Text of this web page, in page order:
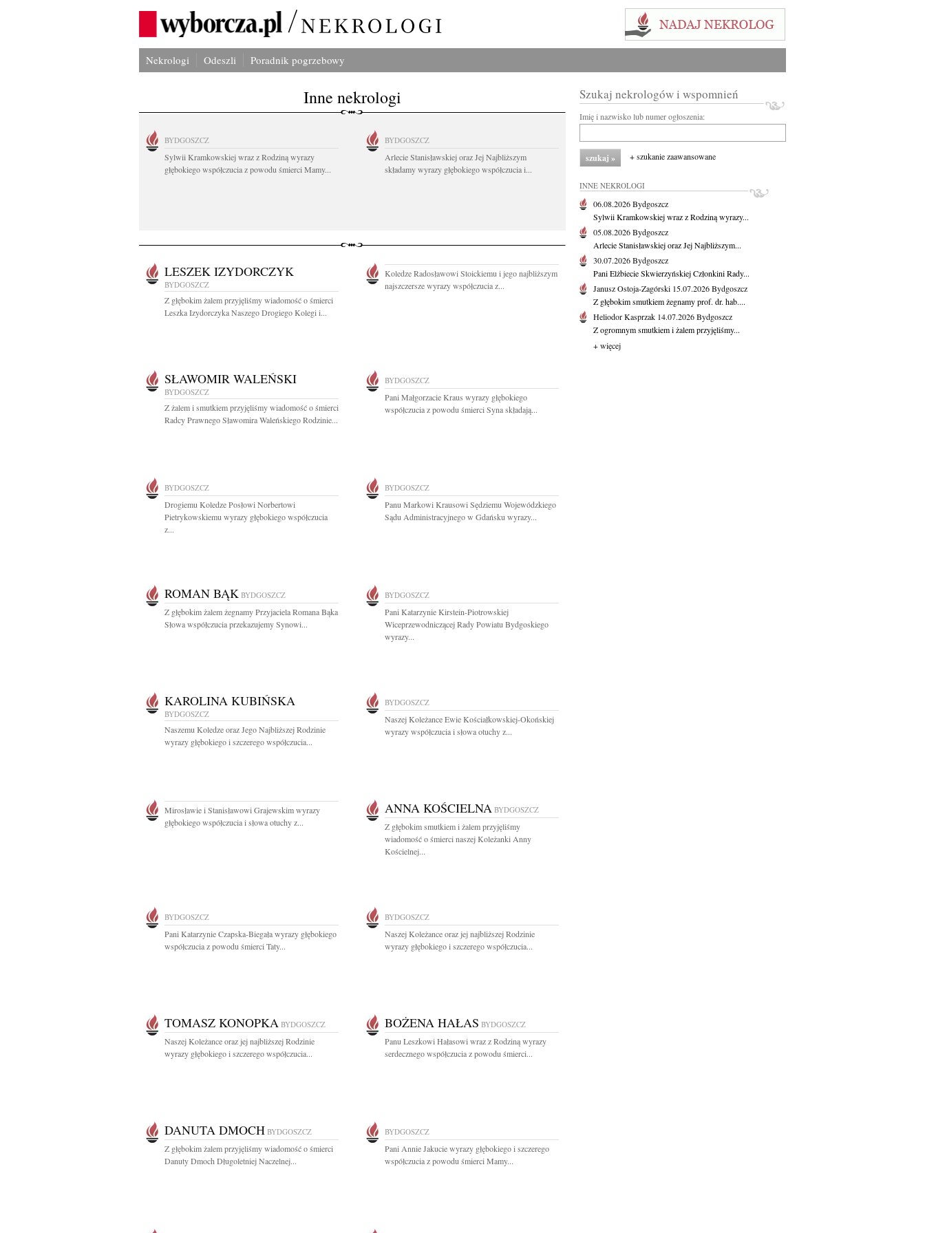
Nekrologi Odeszli Poradnik pogrzebowy
Inne nekrologi
BYDGOSZCZ
Sylwii Kramkowskiej wraz z Rodziną wyrazy
głębokiego współczucia z powodu śmierci Mamy...
BYDGOSZCZ
Arlecie Stanisławskiej oraz Jej Najbliższym
składamy wyrazy głębokiego współczucia i...
LESZEK IZYDORCZYK
BYDGOSZCZ
Z głębokim żalem przyjęliśmy wiadomość o śmierci
Leszka Izydorczyka Naszego Drogiego Kolegi i...
Koledze Radosławowi Stoickiemu i jego najbliższym
najszczersze wyrazy współczucia z...
SŁAWOMIR WALEŃSKI
BYDGOSZCZ
Z żalem i smutkiem przyjęliśmy wiadomość o śmierci
Radcy Prawnego Sławomira Waleńskiego Rodzinie...
BYDGOSZCZ
Pani Małgorzacie Kraus wyrazy głębokiego
współczucia z powodu śmierci Syna składają...
BYDGOSZCZ
Drogiemu Koledze Posłowi Norbertowi
Pietrykowskiemu wyrazy głębokiego współczucia
z...
BYDGOSZCZ
Panu Markowi Krausowi Sędziemu Wojewódzkiego
Sądu Administracyjnego w Gdańsku wyrazy...
ROMAN BĄK BYDGOSZCZ
Z głębokim żalem żegnamy Przyjaciela Romana Bąka
Słowa współczucia przekazujemy Synowi...
BYDGOSZCZ
Pani Katarzynie Kirstein-Piotrowskiej
Wiceprzewodniczącej Rady Powiatu Bydgoskiego
wyrazy...
KAROLINA KUBIŃSKA
BYDGOSZCZ
Naszemu Koledze oraz Jego Najbliższej Rodzinie
wyrazy głębokiego i szczerego współczucia...
BYDGOSZCZ
Naszej Koleżance Ewie Kościałkowskiej-Okońskiej
wyrazy współczucia i słowa otuchy z...
Mirosławie i Stanisławowi Grajewskim wyrazy
głębokiego współczucia i słowa otuchy z...
ANNA KOŚCIELNA BYDGOSZCZ
Z głębokim smutkiem i żalem przyjęliśmy
wiadomość o śmierci naszej Koleżanki Anny
Kościelnej...
BYDGOSZCZ
Pani Katarzynie Czapska-Biegała wyrazy głębokiego
współczucia z powodu śmierci Taty...
BYDGOSZCZ
Naszej Koleżance oraz jej najbliższej Rodzinie
wyrazy głębokiego i szczerego współczucia...
TOMASZ KONOPKA BYDGOSZCZ
Naszej Koleżance oraz jej najbliższej Rodzinie
wyrazy głębokiego i szczerego współczucia...
BOŻENA HAŁAS BYDGOSZCZ
Panu Leszkowi Hałasowi wraz z Rodziną wyrazy
serdecznego współczucia z powodu śmierci...
DANUTA DMOCH BYDGOSZCZ
Z głębokim żalem przyjęliśmy wiadomość o śmierci
Danuty Dmoch Długoletniej Naczelnej...
BYDGOSZCZ
Pani Annie Jakucie wyrazy głębokiego i szczerego
współczucia z powodu śmierci Mamy...
Szukaj nekrologów i wspomnień
Imię i nazwisko lub numer ogłoszenia:
+ szukanie zaawansowane
INNE NEKROLOGI
06.08.2026Bydgoszcz
Sylwii Kramkowskiej wraz z Rodziną wyrazy...
05.08.2026Bydgoszcz
Arlecie Stanisławskiej oraz Jej Najbliższym...
30.07.2026Bydgoszcz
Pani Elżbiecie Skwierzyńskiej Członkini Rady...
Janusz Ostoja-Zagórski 15.07.2026Bydgoszcz
Z głębokim smutkiem żegnamy prof. dr. hab....
Heliodor Kasprzak 14.07.2026Bydgoszcz
Z ogromnym smutkiem i żalem przyjęliśmy...
+ więcej